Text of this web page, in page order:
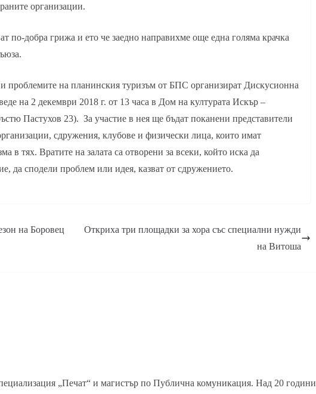
организации.
по-добра грижа и ето че заедно направихме още една голяма крачка
проблемите на планинския туризъм от БПС организират Дискусионна
на 2 декември 2018 г. от 13 часа в Дом на културата Искър –
Пастухов 23). За участие в нея ще бъдат поканени представители
сдружения, клубове и физически лица, които имат
в тях. Вратите на залата са отворени за всеки, който иска да
да сподели проблем или идея, казват от сдружението.
на Боровец
Откриха три площадки за хора със специални нужди
на Витоша
„Печат“ и магистър по Публична комуникация. Над 20 години